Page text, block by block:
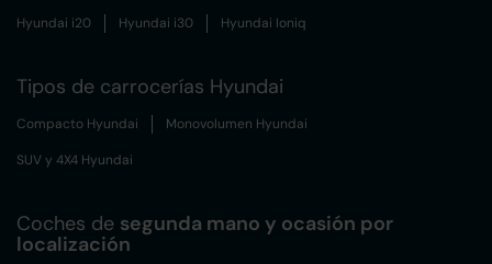
Hyundai i20 Hyundai i30 Hyundai Ioniq
Tipos de carrocerías Hyundai
Compacto Hyundai Monovolumen Hyundai
SUV y 4X4 Hyundai
Coches de segunda mano y ocasión por
localización